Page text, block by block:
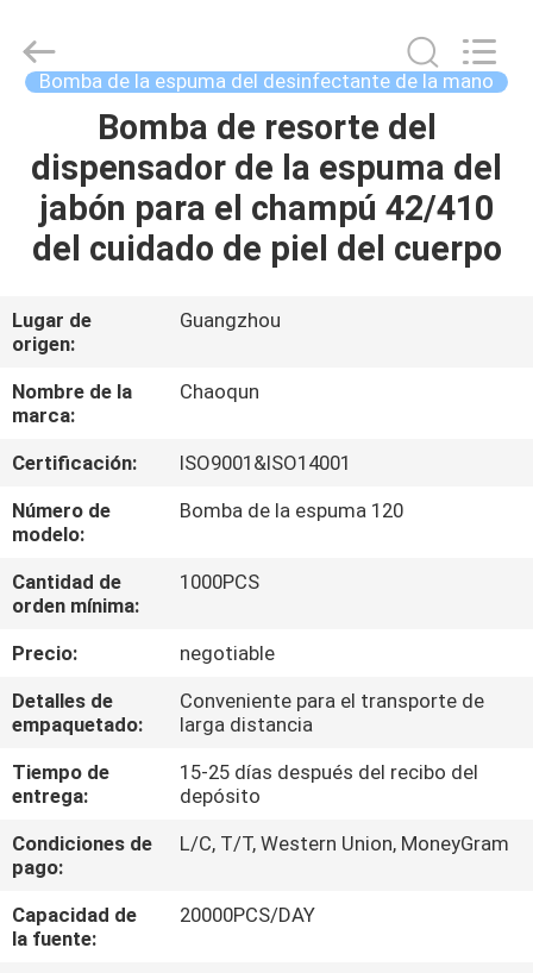
HOGAR
PRODUCTOS
NOSOTROS
VIAJE
DE
LA
FÁBRICA
CONTROL
CALIDAD
ÉNTRENOS
EN
CONTACTO
CON
NOTICIAS
loción
Proveedor.
Copyright
Guangzhou
Chaoqun
Industry
Rights
Bomba de la espuma del desinfectante de la mano
Bomba de resorte del
dispensador de la espuma del
jabón para el champú 42/410
del cuidado de piel del cuerpo
Lugar de
origen:
Guangzhou
Nombre de la
marca:
Chaoqun
Certificación:
ISO9001&ISO14001
Número de
modelo:
Bomba de la espuma 120
Cantidad de
orden mínima:
1000PCS
Precio:
negotiable
Detalles de
empaquetado:
Conveniente para el transporte de
larga distancia
Tiempo de
entrega:
15-25 días después del recibo del
depósito
Condiciones de
pago:
L/C, T/T, Western Union, MoneyGram
Capacidad de
la fuente:
20000PCS/DAY